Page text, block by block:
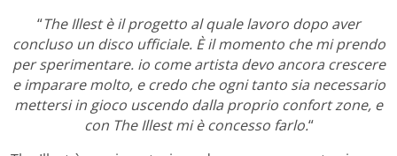
“The Illest è il progetto al quale lavoro dopo aver
concluso un disco ufficiale. È il momento che mi prendo
per sperimentare. io come artista devo ancora crescere
e imparare molto, e credo che ogni tanto sia necessario
mettersi in gioco uscendo dalla proprio confort zone, e
con The Illest mi è concesso farlo.“